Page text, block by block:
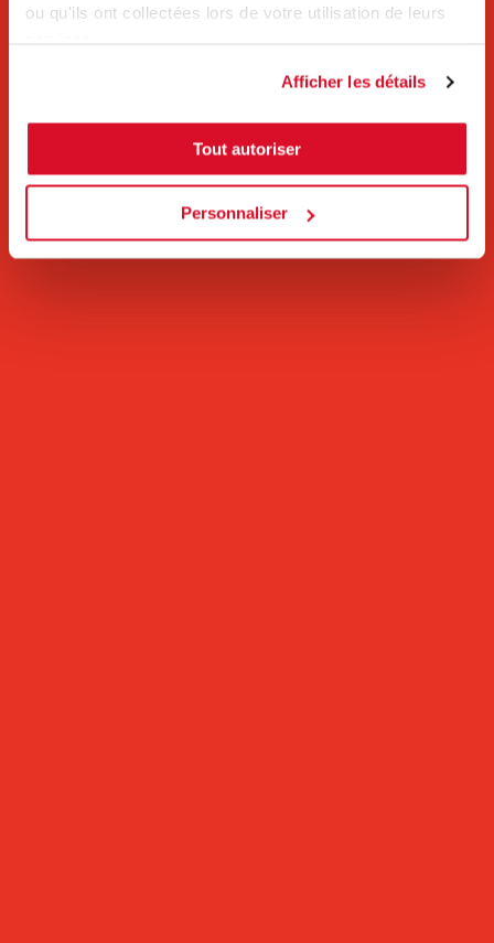
ou qu'ils ont collectées lors de votre utilisation de leurs
Afficher les détails
Tout autoriser
Personnaliser